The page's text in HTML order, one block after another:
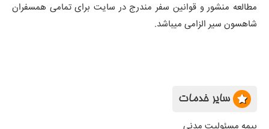
مطالعه منشور و قوانین سفر مندرج در سایت برای تمامی همسفران
شاهسون سیر الزامی میباشد.
سایر خدمات